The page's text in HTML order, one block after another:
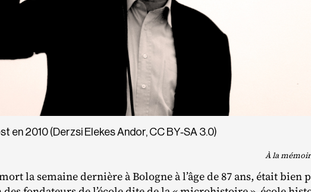
en 2010 (Derzsi Elekes Andor, CC BY‐​SA 3.0)
À la
la semaine dernière à Bologne à l’âge de 87 ans, était bien